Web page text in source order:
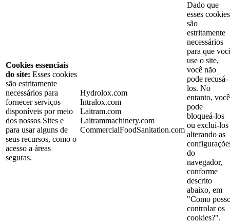
Cookies essenciais
do site: Esses cookies
são estritamente
necessários para
fornecer serviços
disponíveis por meio
dos nossos Sites e
para usar alguns de
seus recursos, como o
acesso a áreas
seguras.
Hydrolox.com
Intralox.com
Laitram.com
Laitrammachinery.com
CommercialFoodSanitation.com
Dado que
esses cookies
são
estritamente
necessários
para que
use o site,
você não
pode recusá-
los. No
entanto, você
pode
bloqueá-los
ou excluí-los
alterando as
do
navegador,
conforme
descrito
abaixo, em
"Como
controlar os
cookies?".